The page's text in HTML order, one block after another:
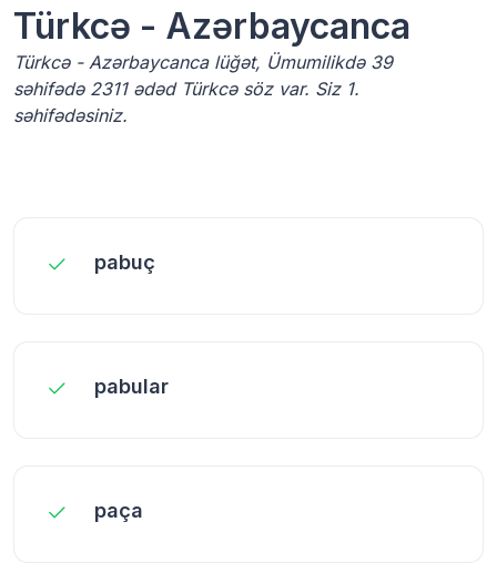
Türkcə - Azərbaycanca
Türkcə - Azərbaycanca lüğət, Ümumilikdə 39
səhifədə 2311 ədəd Türkcə söz var. Siz 1.
səhifədəsiniz.
pabuç
pabular
paça